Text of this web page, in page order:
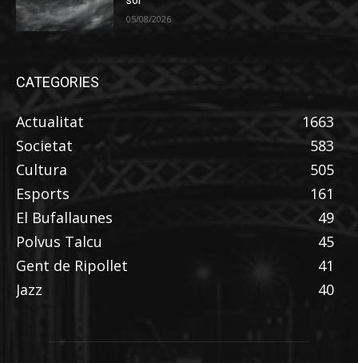
05/08/2026
CATEGORIES
Actualitat
1663
Societat
583
Cultura
505
Esports
161
El Bufallaunes
49
Polvus Talcu
45
Gent de Ripollet
41
Jazz
40